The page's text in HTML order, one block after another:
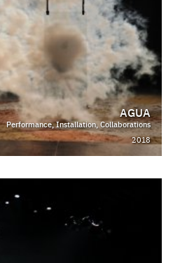
AGUA
Performance, Installation, Collaborations
2018